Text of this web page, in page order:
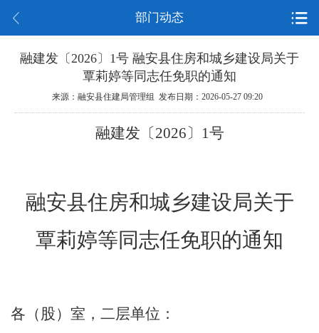
部门动态
融建发〔2026〕1号 融安县住房和城乡建设局关于
覃莉婷等同志任免职的通知
来源：融安县住建局管理组 发布日期：2026-05-27 09:20
融建发 〔2026〕 1号
融安县住房和城乡建设局关于
覃莉婷等同志任免职的通知
各（股）室，二层单位：